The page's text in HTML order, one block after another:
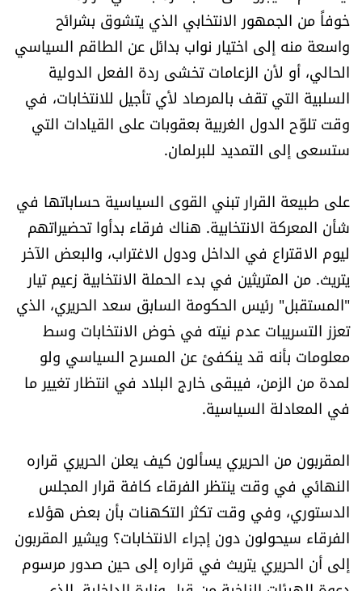
للتاريخ
فيديو
من نحن
شروط الاستخدام
شروط الإشتراك
Digital solutions by
خوفاً من الجمهور الانتخابي الذي يتشوق بشرائح
واسعة منه إلى اختيار نواب بدائل عن الطاقم السياسي
الحالي، أو لأن الزعامات تخشى ردة الفعل الدولية
السلبية التي تقف بالمرصاد لأي تأجيل للانتخابات، في
وقت تلوّح الدول الغربية بعقوبات على القيادات التي
ستسعى إلى التمديد للبرلمان.
على طبيعة القرار تبني القوى السياسية حساباتها في
شأن المعركة الانتخابية. هناك فرقاء بدأوا تحضيراتهم
ليوم الاقتراع في الداخل ودول الاغتراب، والبعض الآخر
يتريث. من المتريثين في بدء الحملة الانتخابية زعيم تيار
"المستقبل" رئيس الحكومة السابق سعد الحريري، الذي
تعزز التسريبات عدم نيته في خوض الانتخابات وسط
معلومات بأنه قد ينكفئ عن المسرح السياسي ولو
لمدة من الزمن، فيبقى خارج البلاد في انتظار تغيير ما
في المعادلة السياسية.
المقربون من الحريري يسألون كيف يعلن الحريري قراره
النهائي في وقت ينتظر الفرقاء كافة قرار المجلس
الدستوري، وفي وقت تكثر التكهنات بأن بعض هؤلاء
الفرقاء سيحولون دون إجراء الانتخابات؟ ويشير المقربون
إلى أن الحريري يتريث في قراره إلى حين صدور مرسوم